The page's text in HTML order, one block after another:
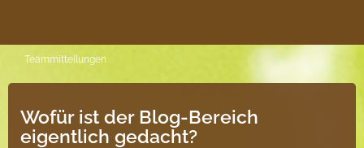
Teammitteilungen
Wofür ist der Blog-Bereich
eigentlich gedacht?